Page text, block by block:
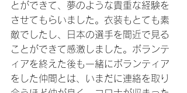
とができて、夢のような貴重な経験を
させてもらいました。衣装もとても素
敵でしたし、日本の選手を間近で見る
ことができて感激しました。ボランテ
ィアを終えた後も一緒にボランティア
をした仲間とは、いまだに連絡を取り